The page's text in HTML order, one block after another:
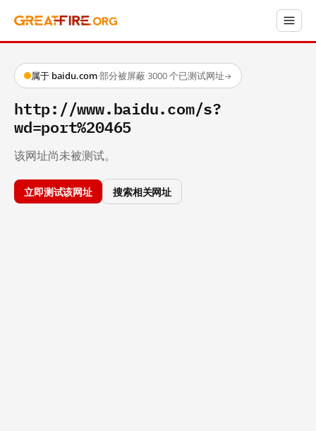
属于 baidu.com·部分被屏蔽·3000 个已测试网址→
http://www.baidu.com/s?
wd=port%20465
该网址尚未被测试。
立即测试该网址 搜索相关网址